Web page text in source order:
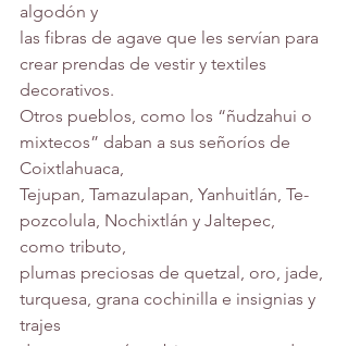
algodón y
las fibras de agave que les servían para
crear prendas de vestir y textiles
decorativos.
Otros pueblos, como los “ñudzahui o
mixtecos” daban a sus señoríos de
Coixtlahuaca,
Tejupan, Tamazulapan, Yanhuitlán, Te-
pozcolula, Nochixtlán y Jaltepec,
como tributo,
plumas preciosas de quetzal, oro, jade,
turquesa, grana cochinilla e insignias y
trajes